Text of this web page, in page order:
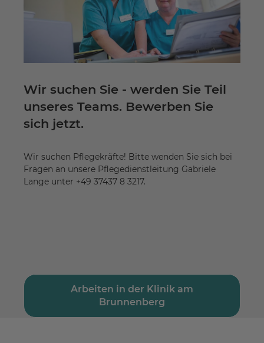
Wir suchen Sie - werden Sie Teil
unseres Teams. Bewerben Sie
sich jetzt.
Wir suchen Pflegekräfte! Bitte wenden Sie sich bei
Fragen an unsere Pflegedienstleitung Gabriele
Lange unter +49 37437 8 3217.
Arbeiten in der Klinik am
Brunnenberg